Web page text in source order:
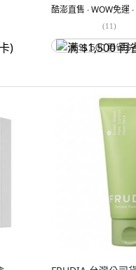
酷澎直售 ∙ WOW免運
(11)
满 $1,500 再省